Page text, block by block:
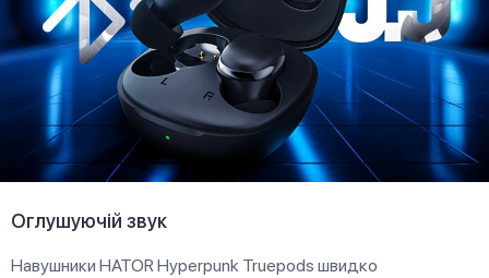
Оглушуючій звук
Навушники HATOR Hyреrpunk Truepods швидко